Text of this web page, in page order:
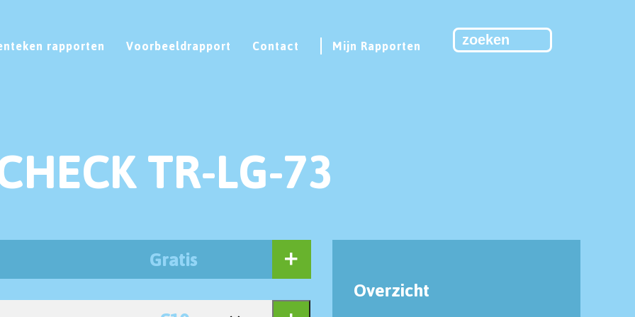
rapporten Voorbeeldrapport Contact Mijn Rapporten
TR-LG-73
Gratis
Overzicht